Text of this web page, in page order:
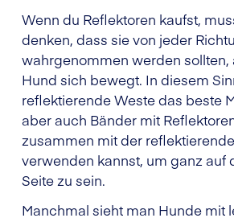
Wenn du Reflektoren kaufst,
denken, dass sie von jeder
wahrgenommen werden sollten,
Hund sich bewegt. In diesem
reflektierende Weste das beste
aber auch Bänder mit
zusammen mit der
verwenden kannst, um ganz auf
Seite zu sein.
Manchmal sieht man Hunde mit